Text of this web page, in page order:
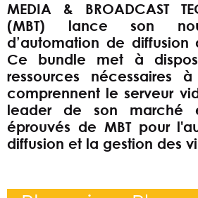
MEDIA & BROADCAST
(MBT) lance son
d’automation de diffusion
Ce bundle met à
ressources nécessaires
comprennent le serveur
leader de son marché
éprouvés de MBT pour
diffusion et la gestion des